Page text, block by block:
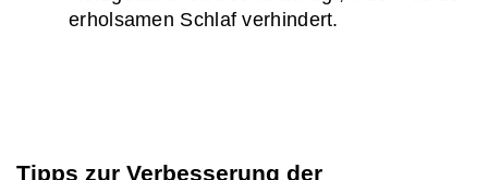
erholsamen Schlaf verhindert.
Tipps zur Verbesserung der